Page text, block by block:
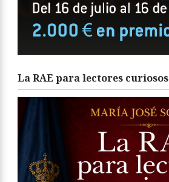
La RAE para lectores curiosos